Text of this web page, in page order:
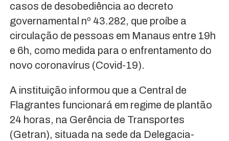
casos de desobediência ao decreto
governamental nº 43.282, que proíbe a
circulação de pessoas em Manaus entre 19h
e 6h, como medida para o enfrentamento do
novo coronavírus (Covid-19).
A instituição informou que a Central de
Flagrantes funcionará em regime de plantão
24 horas, na Gerência de Transportes
(Getran), situada na sede da Delegacia-